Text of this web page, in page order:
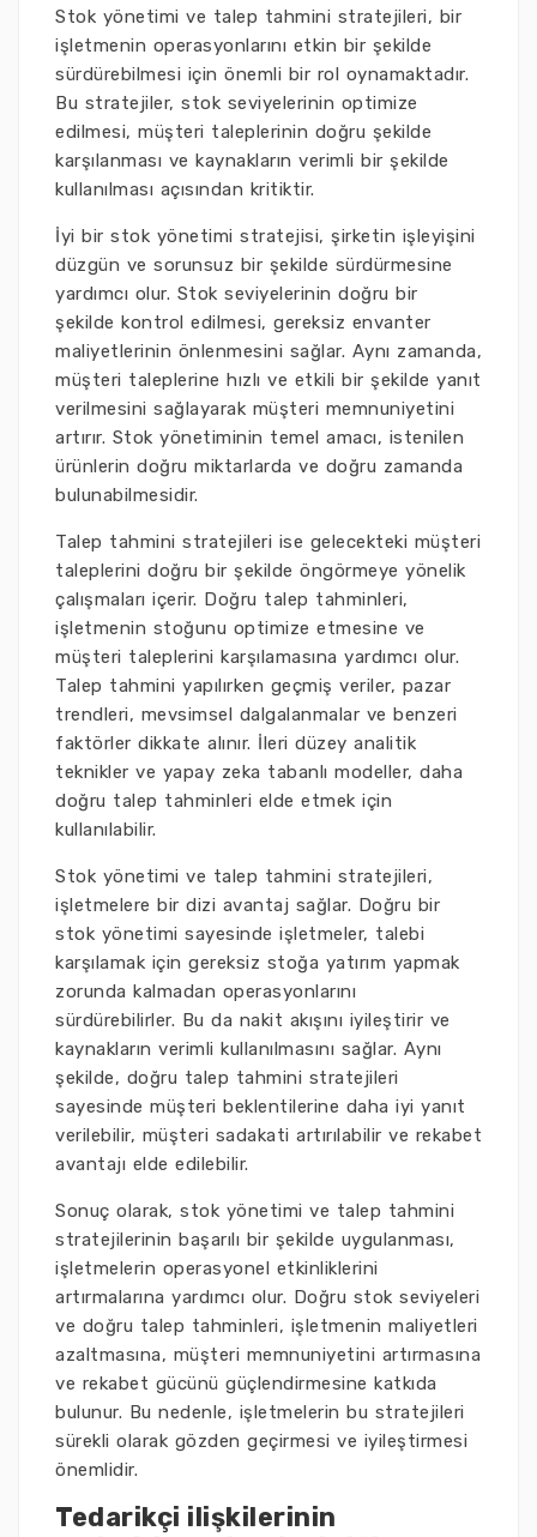
Stok yönetimi ve talep tahmini stratejileri, bir
işletmenin operasyonlarını etkin bir şekilde
sürdürebilmesi için önemli bir rol oynamaktadır.
Bu stratejiler, stok seviyelerinin optimize
edilmesi, müşteri taleplerinin doğru şekilde
karşılanması ve kaynakların verimli bir şekilde
kullanılması açısından kritiktir.
İyi bir stok yönetimi stratejisi, şirketin işleyişini
düzgün ve sorunsuz bir şekilde sürdürmesine
yardımcı olur. Stok seviyelerinin doğru bir
şekilde kontrol edilmesi, gereksiz envanter
maliyetlerinin önlenmesini sağlar. Aynı zamanda,
müşteri taleplerine hızlı ve etkili bir şekilde yanıt
verilmesini sağlayarak müşteri memnuniyetini
artırır. Stok yönetiminin temel amacı, istenilen
ürünlerin doğru miktarlarda ve doğru zamanda
bulunabilmesidir.
Talep tahmini stratejileri ise gelecekteki müşteri
taleplerini doğru bir şekilde öngörmeye yönelik
çalışmaları içerir. Doğru talep tahminleri,
işletmenin stoğunu optimize etmesine ve
müşteri taleplerini karşılamasına yardımcı olur.
Talep tahmini yapılırken geçmiş veriler, pazar
trendleri, mevsimsel dalgalanmalar ve benzeri
faktörler dikkate alınır. İleri düzey analitik
teknikler ve yapay zeka tabanlı modeller, daha
doğru talep tahminleri elde etmek için
kullanılabilir.
Stok yönetimi ve talep tahmini stratejileri,
işletmelere bir dizi avantaj sağlar. Doğru bir
stok yönetimi sayesinde işletmeler, talebi
karşılamak için gereksiz stoğa yatırım yapmak
zorunda kalmadan operasyonlarını
sürdürebilirler. Bu da nakit akışını iyileştirir ve
kaynakların verimli kullanılmasını sağlar. Aynı
şekilde, doğru talep tahmini stratejileri
sayesinde müşteri beklentilerine daha iyi yanıt
verilebilir, müşteri sadakati artırılabilir ve rekabet
avantajı elde edilebilir.
Sonuç olarak, stok yönetimi ve talep tahmini
stratejilerinin başarılı bir şekilde uygulanması,
işletmelerin operasyonel etkinliklerini
artırmalarına yardımcı olur. Doğru stok seviyeleri
ve doğru talep tahminleri, işletmenin maliyetleri
azaltmasına, müşteri memnuniyetini artırmasına
ve rekabet gücünü güçlendirmesine katkıda
bulunur. Bu nedenle, işletmelerin bu stratejileri
sürekli olarak gözden geçirmesi ve iyileştirmesi
önemlidir.
Tedarikçi ilişkilerinin